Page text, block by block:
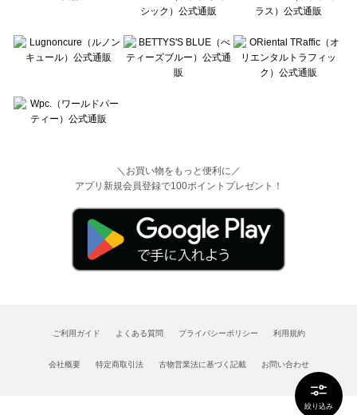
絞り込み
＼お買い物をもっと便利に／
アプリ新規会員登録で100ポイントプレゼント！
ご利用ガイド よくある質問 プライバシーポリシー 利用規約
会社概要 特定商取引法 古物営業法に基づく記載 お問い合わせ